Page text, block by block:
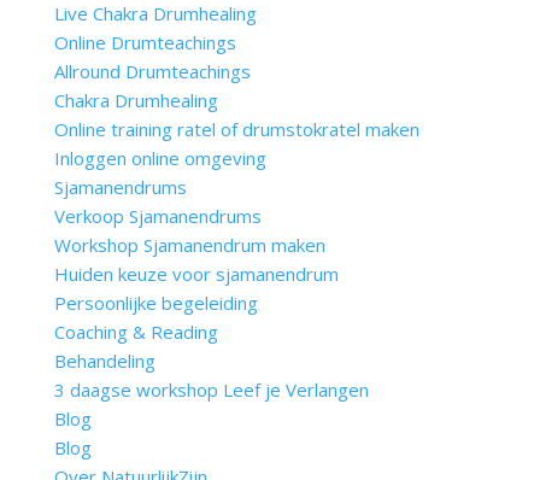
Live Chakra Drumhealing
Online Drumteachings
Allround Drumteachings
Chakra Drumhealing
Online training ratel of drumstokratel maken
Inloggen online omgeving
Sjamanendrums
Verkoop Sjamanendrums
Workshop Sjamanendrum maken
Huiden keuze voor sjamanendrum
Persoonlijke begeleiding
Coaching & Reading
Behandeling
3 daagse workshop Leef je Verlangen
Blog
Blog